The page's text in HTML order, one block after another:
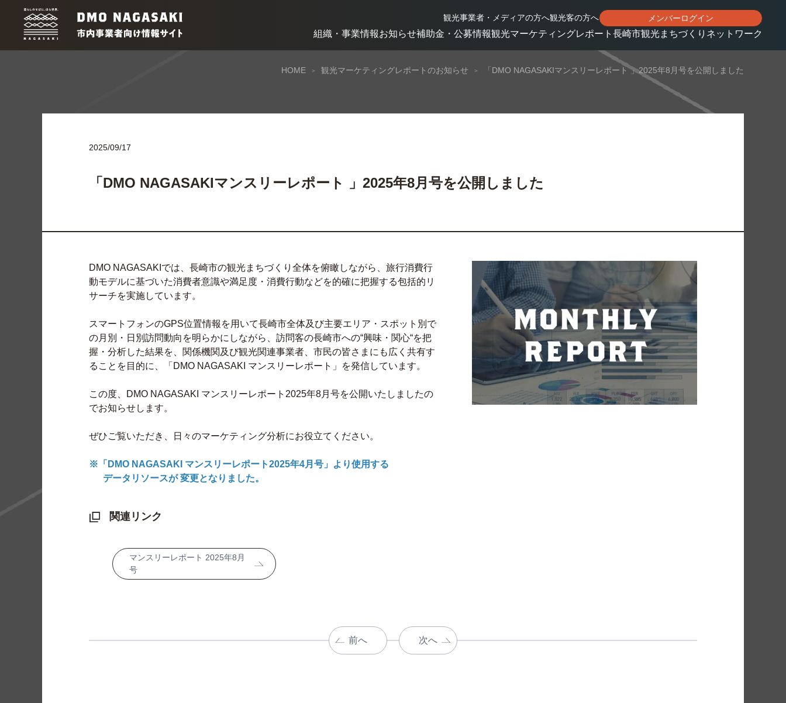
観光事業者・メディアの方へ観光客の方へ メンバーログイン
組織・事業情報お知らせ補助金・公募情報観光マーケティングレポート 長崎市観光まちづくりネットワーク
HOME 観光マーケティングレポートのお知らせ 「DMO NAGASAKIマンスリーレポート 」2025年8月号を公開しました
2025/09/17
「DMO NAGASAKIマンスリーレポート 」2025年8月号を公開しました
DMO NAGASAKIでは、長崎市の観光まちづくり全体を俯瞰しながら、旅行消費行
動モデルに基づいた消費者意識や満足度・消費行動などを的確に把握する包括的リ
サーチを実施しています。
スマートフォンのGPS位置情報を用いて長崎市全体及び主要エリア・スポット別で
の月別・日別訪問動向を明らかにしながら、訪問客の長崎市への“興味・関心“を把
握・分析した結果を、関係機関及び観光関連事業者、市民の皆さまにも広く共有す
ることを目的に、「DMO NAGASAKI マンスリーレポート」を発信しています。
この度、DMO NAGASAKI マンスリーレポート2025年8月号を公開いたしましたの
でお知らせします。
ぜひご覧いただき、日々のマーケティング分析にお役立てください。
※「DMO NAGASAKI マンスリーレポート2025年4月号」より使用する
データリソースが 変更となりました。
関連リンク
マンスリーレポート 2025年8月
号
前へ 次へ